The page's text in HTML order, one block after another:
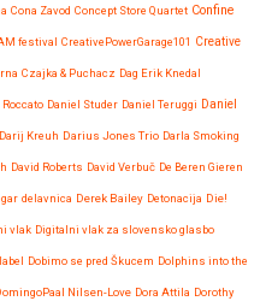
Cona Zavod Concept Store Quartet Confine
festival CreativePowerGarage101 Creative
Czajka & Puchacz Dag Erik Knedal
Daniel Studer Daniel Teruggi Daniel
Darij Kreuh Darius Jones Trio Darla Smoking
David Roberts David Verbuč De Beren Gieren
delavnica Derek Bailey Detonacija Die!
vlak Digitalni vlak za slovensko glasbo
Dobimo se pred Škucem Dolphins into the
Nilsen-Love Dora Attila Dorothy